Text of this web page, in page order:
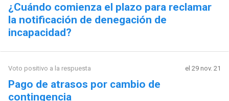
¿Cuándo comienza el plazo para reclamar
la notificación de denegación de
incapacidad?
Voto positivo a la respuesta el 29 nov. 21
Pago de atrasos por cambio de
contingencia